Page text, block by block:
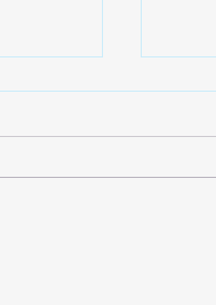
is